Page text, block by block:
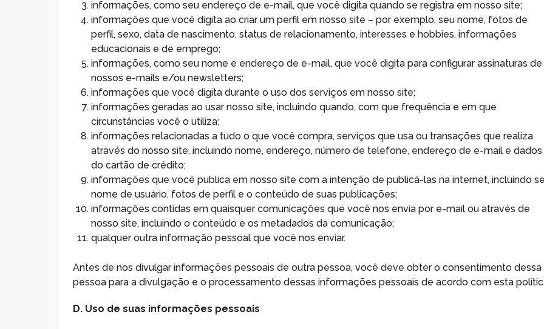
informações, como seu endereço de e-mail, que você digita quando se registra em nosso site;
informações que você digita ao criar um perfil em nosso site – por exemplo, seu nome, fotos de
perfil, sexo, data de nascimento, status de relacionamento, interesses e hobbies, informações
educacionais e de emprego;
informações, como seu nome e endereço de e-mail, que você digita para configurar assinaturas de
nossos e-mails e/ou newsletters;
informações que você digita durante o uso dos serviços em nosso site;
informações geradas ao usar nosso site, incluindo quando, com que frequência e em que
circunstâncias você o utiliza;
informações relacionadas a tudo o que você compra, serviços que usa ou transações que realiza
através do nosso site, incluindo nome, endereço, número de telefone, endereço de e-mail e dados
do cartão de crédito;
informações que você publica em nosso site com a intenção de publicá-las na internet, incluindo
nome de usuário, fotos de perfil e o conteúdo de suas publicações;
informações contidas em quaisquer comunicações que você nos envia por e-mail ou através de
nosso site, incluindo o conteúdo e os metadados da comunicação;
qualquer outra informação pessoal que você nos enviar.
Antes de nos divulgar informações pessoais de outra pessoa, você deve obter o consentimento dessa
pessoa para a divulgação e o processamento dessas informações pessoais de acordo com esta
D. Uso de suas informações pessoais